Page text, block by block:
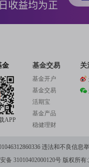
金
APP
基金交易
基金开户
基金交易
活期宝
基金产品
稳健理财
关
违法和不良信息举
备 31010402000120号版权所有: